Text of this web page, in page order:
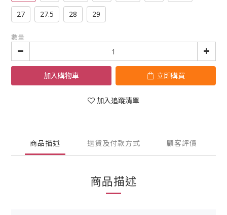
27 27.5 28 29
數量
加入購物車 立即購買
加入追蹤清單
商品描述 送貨及付款方式 顧客評價
商品描述